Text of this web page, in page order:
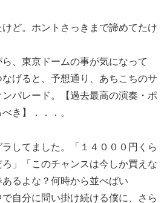
ど。ホントさっきまで諦めてたけ
、東京ドームの事が気になって
げると、予想通り、あちこちのサ
パレード。【過去最高の演奏・ポ
き】．．．。
してました。「１４０００円くら
」「このチャンスは今しか買えな
るよな？何時から並べばい
自分に問い掛け続ける僕に、さら